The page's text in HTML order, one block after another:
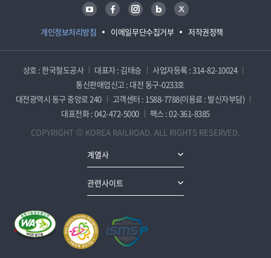
개인정보처리방침 이메일무단수집거부 저작권정책
유튜브 페이스북 인스타그램 블로그 트위터
상호 : 한국철도공사 대표자 : 김태승
사업자등록 : 314-82-10024
통신판매업신고 : 대전 동구-0233호
대전광역시 동구 중앙로 240
고객센터 : 1588-7788(이용료 : 발신자부담)
대표전화 : 042-472-5000
팩스 : 02-361-8385
COPYRIGHT ⓒ KOREA RAILROAD. ALL RIGHTS RESERVED.
계열사
관련사이트